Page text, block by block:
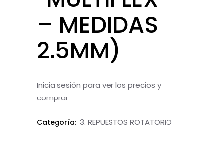
– MEDIDAS
2.5MM)
Inicia sesión para ver los precios y
comprar
Categoría: 3. REPUESTOS ROTATORIO